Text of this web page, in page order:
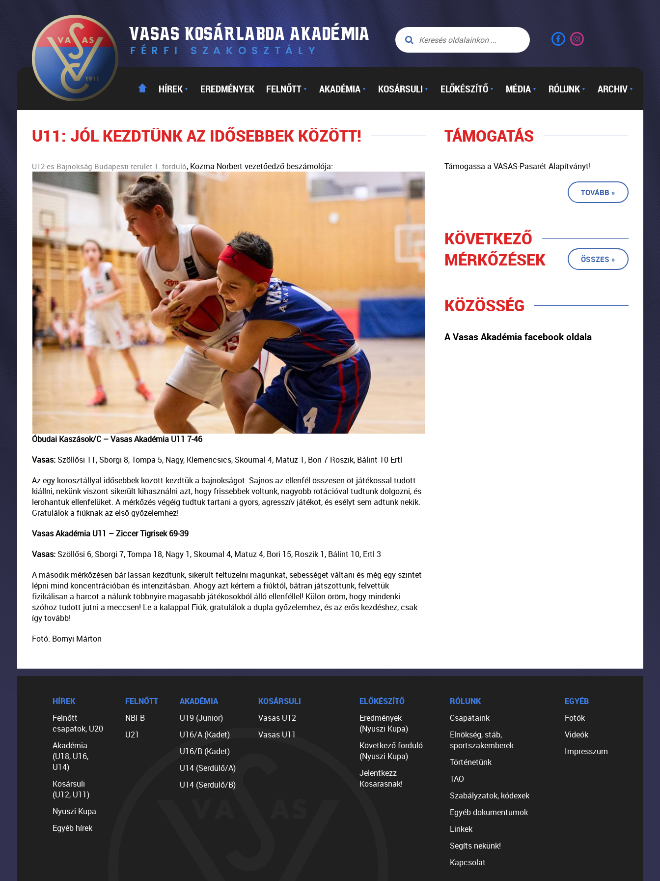
HÍREK ▼ EREDMÉNYEK FELNŐTT ▼ AKADÉMIA ▼ KOSÁRSULI ▼ ELŐKÉSZÍTŐ ▼ MÉDIA ▼ RÓLUNK ▼ ARCHIV ▼
U11: JÓL KEZDTÜNK AZ IDŐSEBBEK KÖZÖTT!
U12-es Bajnokság Budapesti terület 1. forduló, Kozma Norbert vezetőedző beszámolója:
Óbudai Kaszások/C – Vasas Akadémia U11 7-46
Vasas:Szöllősi 11, Sborgi 8, Tompa 5, Nagy, Klemencsics, Skoumal 4, Matuz 1, Bori 7 Roszik, Bálint 10 Ertl
Az egy korosztállyal idősebbek között kezdtük a bajnokságot. Sajnos az ellenfél összesen öt játékossal tudott
kiállni, nekünk viszont sikerült kihasználni azt, hogy frissebbek voltunk, nagyobb rotációval tudtunk dolgozni, és
lerohantuk ellenfelüket. A mérkőzés végéig tudtuk tartani a gyors, agresszív játékot, és esélyt sem adtunk nekik.
Gratulálok a fiúknak az első győzelemhez!
Vasas Akadémia U11 – Ziccer Tigrisek 69-39
Vasas:Szöllősi 6, Sborgi 7, Tompa 18, Nagy 1, Skoumal 4, Matuz 4, Bori 15, Roszik 1, Bálint 10, Ertl 3
A második mérkőzésen bár lassan kezdtünk, sikerült feltüzelni magunkat, sebességet váltani és még egy szintet
lépni mind koncentrációban és intenzitásban. Ahogy azt kértem a fiúktól, bátran játszottunk, felvettük
fizikálisan a harcot a nálunk többnyire magasabb játékosokból álló ellenféllel! Külön öröm, hogy mindenki
szóhoz tudott jutni a meccsen! Le a kalappal Fiúk, gratulálok a dupla győzelemhez, és az erős kezdéshez, csak
így tovább!
Fotó: Bornyi Márton
TÁMOGATÁS
Támogassa a VASAS-Pasarét Alapítványt!
TOVÁBB »
KÖVETKEZŐ
MÉRKŐZÉSEK
ÖSSZES »
KÖZÖSSÉG
A Vasas Akadémia facebook oldala
HÍREK
Felnőtt
csapatok, U20
Akadémia
(U18, U16,
U14)
Kosársuli
(U12, U11)
Nyuszi Kupa
Egyéb hírek
FELNŐTT
NBI B
U21
AKADÉMIA
U19 (Junior)
U16/A (Kadet)
U16/B (Kadet)
U14 (Serdülő/A)
U14 (Serdülő/B)
KOSÁRSULI
Vasas U12
Vasas U11
ELŐKÉSZÍTŐ
Eredmények
(Nyuszi Kupa)
Következő forduló
(Nyuszi Kupa)
Jelentkezz
Kosarasnak!
RÓLUNK
Csapataink
Elnökség, stáb,
sportszakemberek
Történetünk
TAO
Szabályzatok, kódexek
Egyéb dokumentumok
Linkek
Segíts nekünk!
Kapcsolat
EGYÉB
Fotók
Videók
Impresszum